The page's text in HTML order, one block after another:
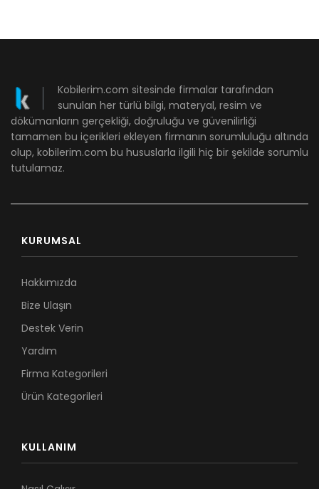
Kobilerim.com sitesinde firmalar tarafından
sunulan her türlü bilgi, materyal, resim ve
dökümanların gerçekliği, doğruluğu ve güvenilirliği
tamamen bu içerikleri ekleyen firmanın sorumluluğu altında
olup, kobilerim.com bu hususlarla ilgili hiç bir şekilde sorumlu
tutulamaz.
KURUMSAL
Hakkımızda
Bize Ulaşın
Destek Verin
Yardım
Firma Kategorileri
Ürün Kategorileri
KULLANIM